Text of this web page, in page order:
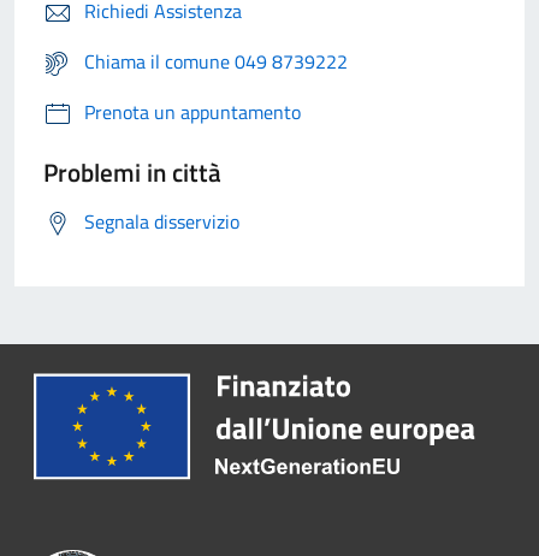
Richiedi Assistenza
Chiama il comune 049 8739222
Prenota un appuntamento
Problemi in città
Segnala disservizio